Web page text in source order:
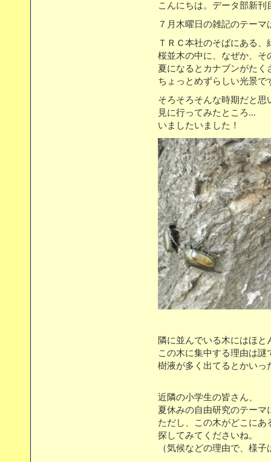
こんにちは。データ部新
７月木曜日の雑記のテーマ
ＴＲＣ本社のそばにある
桜並木の中に、なぜか、そ
夏になるとカナブンがた
ちょっとめずらしい光景で
そろそろそんな時期だと思
見に行ってみたところ...
いましたいました！
隣に並んでいる木にはほと
この木に集中する理由は謎
樹液が多く出てるとかいっ
近隣の小学生の皆さん、
夏休みの自由研究のテーマ
ただし、この木がどこにあ
探してみてくださいね。
（気候などの理由で、様